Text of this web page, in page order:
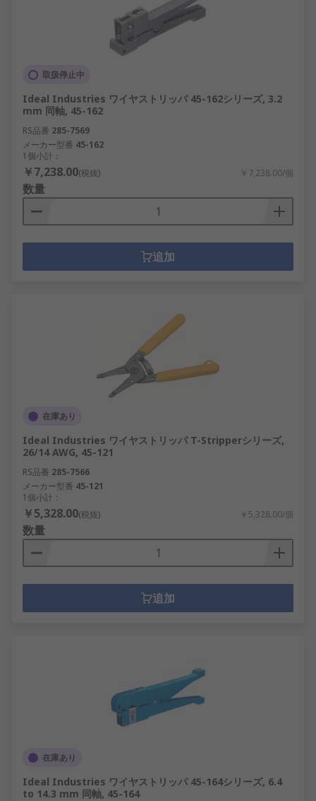
取扱停止中
Ideal Industries ワイヤストリッパ 45-162シリーズ, 3.2
mm 同軸, 45-162
RS品番 285-7569
メーカー型番 45-162
1個小計：
￥7,238.00(税抜) ￥7,238.00/個
数量
追加
在庫あり
Ideal Industries ワイヤストリッパ T-Stripperシリーズ,
26/14 AWG, 45-121
RS品番 285-7566
メーカー型番 45-121
1個小計：
￥5,328.00(税抜) ￥5,328.00/個
数量
追加
在庫あり
Ideal Industries ワイヤストリッパ 45-164シリーズ, 6.4
to 14.3 mm 同軸, 45-164